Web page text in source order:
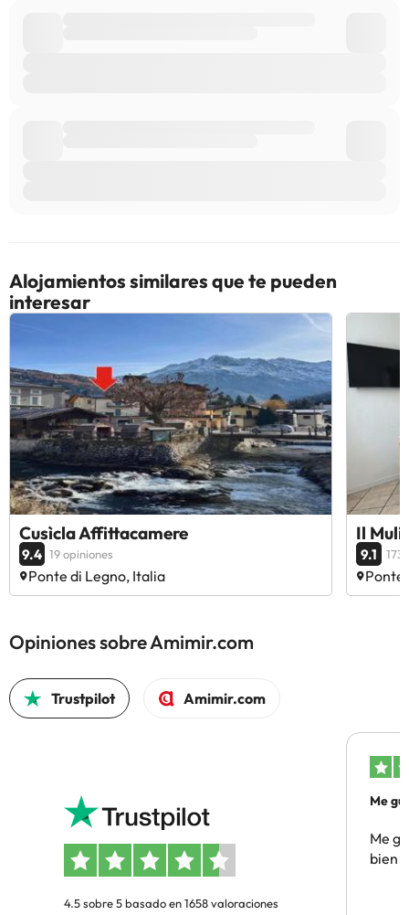
Alojamientos similares que te pueden
interesar
Cusìcla Affittacamere
9.4 19 opiniones
Ponte di Legno, Italia
Il
9.1 173
Ponte
Opiniones sobre Amimir.com
Trustpilot Amimir.com
4.5 sobre 5 basado en 1658 valoraciones
Me
Me
bien